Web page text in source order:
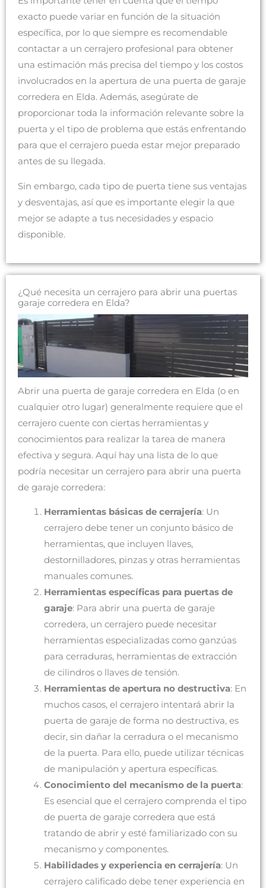
exacto puede variar en función de la situación
específica, por lo que siempre es recomendable
contactar a un cerrajero profesional para obtener
una estimación más precisa del tiempo y los costos
involucrados en la apertura de una puerta de garaje
corredera en Elda. Además, asegúrate de
proporcionar toda la información relevante sobre la
puerta y el tipo de problema que estás enfrentando
para que el cerrajero pueda estar mejor preparado
antes de su llegada.
Sin embargo, cada tipo de puerta tiene sus ventajas
y desventajas, así que es importante elegir la que
mejor se adapte a tus necesidades y espacio
disponible.
¿Qué necesita un cerrajero para abrir una puertas
garaje corredera en Elda?
Abrir una puerta de garaje corredera en Elda (o en
cualquier otro lugar) generalmente requiere que el
cerrajero cuente con ciertas herramientas y
conocimientos para realizar la tarea de manera
efectiva y segura. Aquí hay una lista de lo que
podría necesitar un cerrajero para abrir una puerta
de garaje corredera:
Herramientas básicas de cerrajería: Un
cerrajero debe tener un conjunto básico de
herramientas, que incluyen llaves,
destornilladores, pinzas y otras herramientas
manuales comunes.
Herramientas específicas para puertas de
garaje: Para abrir una puerta de garaje
corredera, un cerrajero puede necesitar
herramientas especializadas como ganzúas
para cerraduras, herramientas de extracción
de cilindros o llaves de tensión.
Herramientas de apertura no destructiva: En
muchos casos, el cerrajero intentará abrir la
puerta de garaje de forma no destructiva, es
decir, sin dañar la cerradura o el mecanismo
de la puerta. Para ello, puede utilizar técnicas
de manipulación y apertura específicas.
Conocimiento del mecanismo de la puerta:
Es esencial que el cerrajero comprenda el tipo
de puerta de garaje corredera que está
tratando de abrir y esté familiarizado con su
mecanismo y componentes.
Habilidades y experiencia en cerrajería: Un
cerrajero calificado debe tener experiencia en